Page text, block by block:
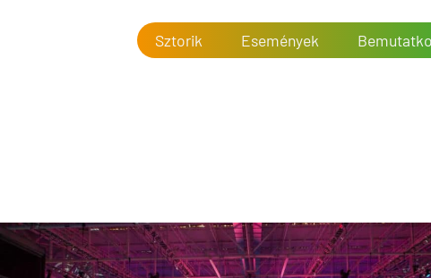
Sztorik Események